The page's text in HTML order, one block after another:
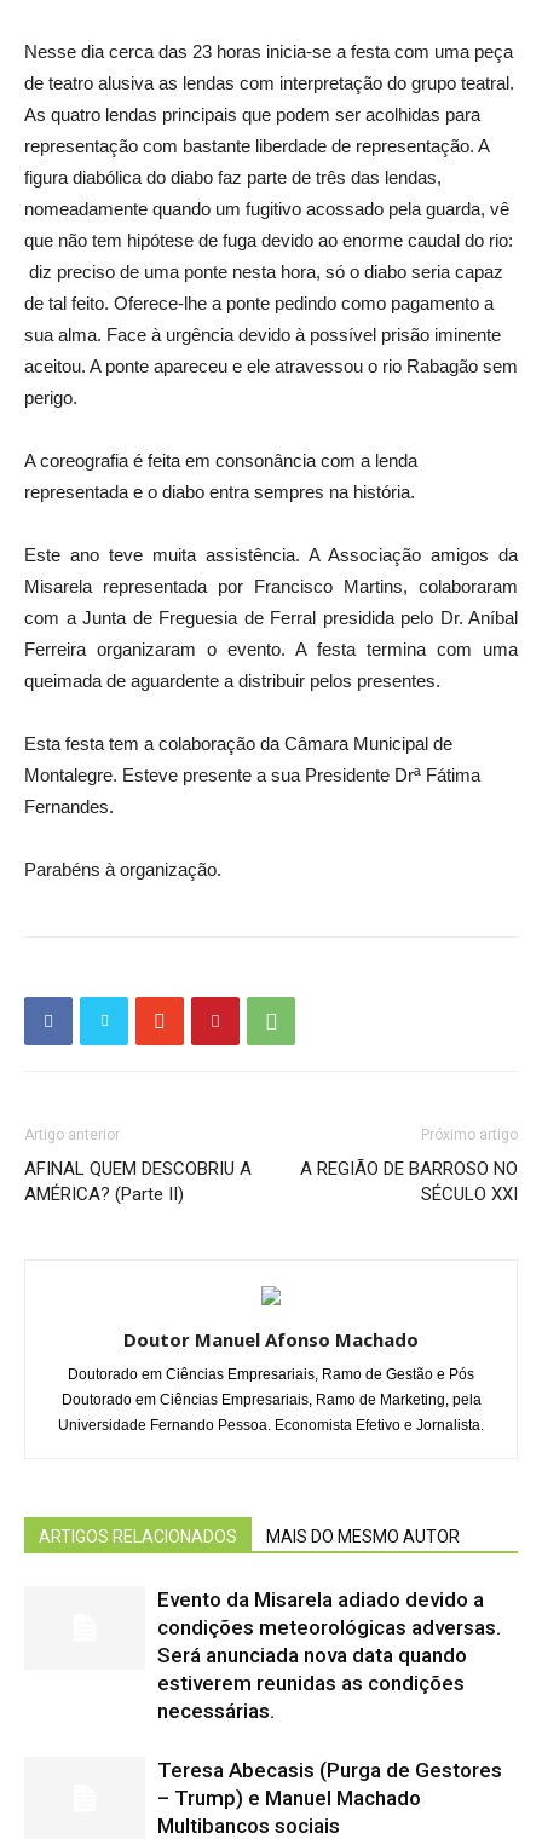
Nesse dia cerca das 23 horas inicia-se a festa com uma peça
de teatro alusiva as lendas com interpretação do grupo teatral.
As quatro lendas principais que podem ser acolhidas para
representação com bastante liberdade de representação. A
figura diabólica do diabo faz parte de três das lendas,
nomeadamente quando um fugitivo acossado pela guarda, vê
que não tem hipótese de fuga devido ao enorme caudal do rio:
diz preciso de uma ponte nesta hora, só o diabo seria capaz
de tal feito. Oferece-lhe a ponte pedindo como pagamento a
sua alma. Face à urgência devido à possível prisão iminente
aceitou. A ponte apareceu e ele atravessou o rio Rabagão sem
perigo.
A coreografia é feita em consonância com a lenda
representada e o diabo entra sempres na história.
Este ano teve muita assistência. A Associação amigos da
Misarela representada por Francisco Martins, colaboraram
com a Junta de Freguesia de Ferral presidida pelo Dr. Aníbal
Ferreira organizaram o evento. A festa termina com uma
queimada de aguardente a distribuir pelos presentes.
Esta festa tem a colaboração da Câmara Municipal de
Montalegre. Esteve presente a sua Presidente Drª Fátima
Fernandes.
Parabéns à organização.
Artigo anterior
AFINAL QUEM DESCOBRIU A
AMÉRICA? (Parte II)
Próximo artigo
A REGIÃO DE BARROSO NO
SÉCULO XXI
Doutor Manuel Afonso Machado
Doutorado em Ciências Empresariais, Ramo de Gestão e Pós
Doutorado em Ciências Empresariais, Ramo de Marketing, pela
Universidade Fernando Pessoa. Economista Efetivo e Jornalista.
ARTIGOS RELACIONADOS MAIS DO MESMO AUTOR
Evento da Misarela adiado devido a
condições meteorológicas adversas.
Será anunciada nova data quando
estiverem reunidas as condições
necessárias.
Teresa Abecasis (Purga de Gestores
– Trump) e Manuel Machado
Multibancos sociais